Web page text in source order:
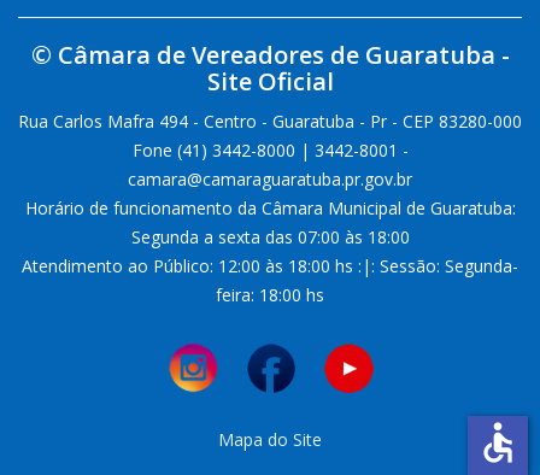
© Câmara de Vereadores de Guaratuba -
Site Oficial
Rua Carlos Mafra 494 - Centro - Guaratuba - Pr - CEP 83280-000
Fone (41) 3442-8000 | 3442-8001 -
camara@camaraguaratuba.pr.gov.br
Horário de funcionamento da Câmara Municipal de Guaratuba:
Segunda a sexta das 07:00 às 18:00
Atendimento ao Público: 12:00 às 18:00 hs :|: Sessão: Segunda-
feira: 18:00 hs
Mapa do Site accessible